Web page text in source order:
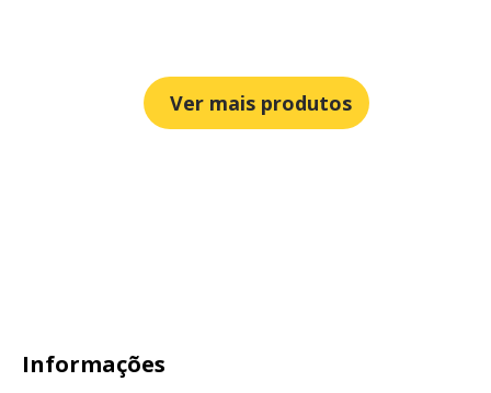
Ver mais produtos
Informações